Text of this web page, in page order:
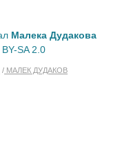
Малека Дудакова
SA 2.0
МАЛЕК ДУДАКОВ